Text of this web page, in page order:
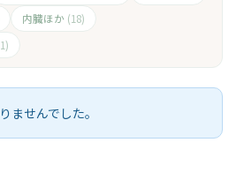
内臓ほか (18)
ませんでした。